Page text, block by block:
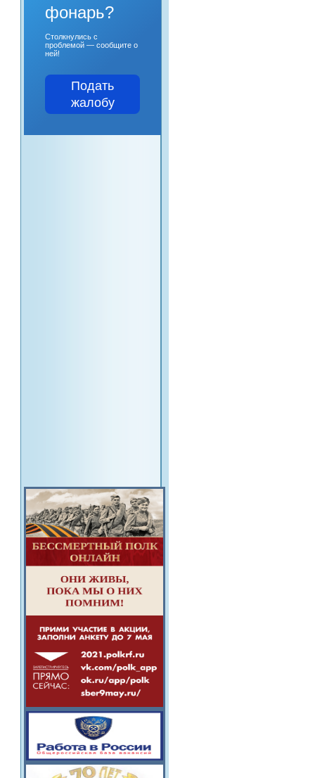
фонарь?
Столкнулись с
проблемой — сообщите о
ней!
Подать
жалобу